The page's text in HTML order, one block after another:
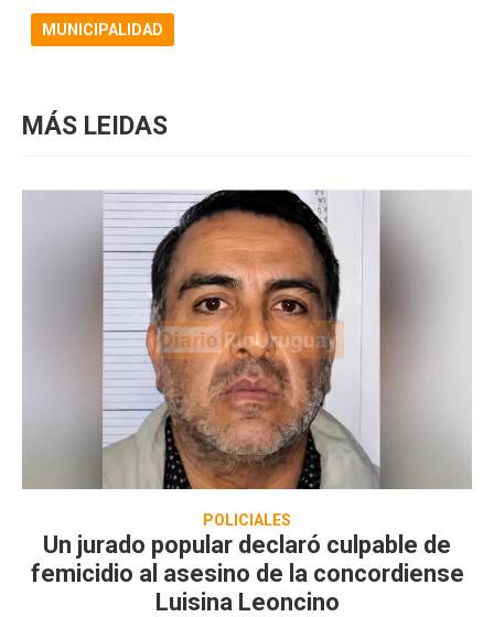
MUNICIPALIDAD
MÁS LEIDAS
POLICIALES
Un jurado popular declaró culpable de
femicidio al asesino de la concordiense
Luisina Leoncino